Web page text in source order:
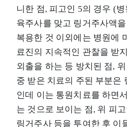
니한 점, 피고인 5의 경우 (
육주사를 맞고 링거주사액
복용한 것 이외에는 병원에
료진의 지속적인 관찰을 받
외출을 하는 등 방치된 점,
중 받은 치료의 주된 부분은
인데 이는 통원치료를 하면
는 것으로 보이는 점, 위 피
링거주사 등을 투여한 후 이